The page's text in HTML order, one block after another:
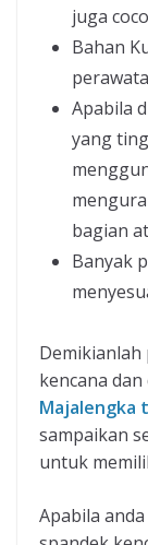
juga
Bahan
Apabila
yang
bagian
Banyak
Demikianlah
kencana
Majalengka
sampaikan
untuk
Apabila